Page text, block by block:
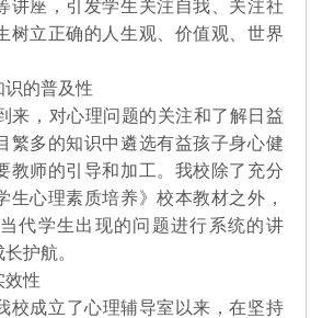
讲座，引发学生关注自我、关注社
树立正确的人生观、价值观、世界
识的普及性
，对心理问题的关注和了解日益
繁多的知识中遴选有益孩子身心健
教师的引导和加工。我校除了充分
生心理素质培养》校本教材之外，
代学生出现的问题进行系统的讲
护航。
效性
校成立了心理辅导室以来，在坚持